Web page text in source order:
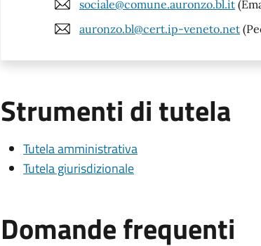
sociale@comune.auronzo.bl.it
auronzo.bl@cert.ip-veneto.net
Strumenti di tutela
Tutela amministrativa
Tutela giurisdizionale
Domande frequenti